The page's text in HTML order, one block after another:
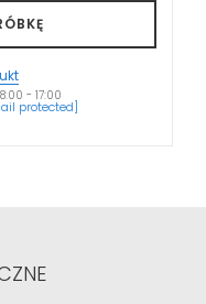
- 17:00
protected]